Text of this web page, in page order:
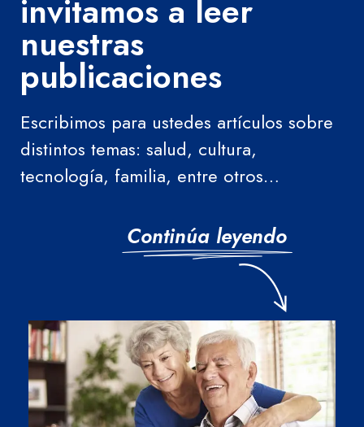
invitamos a leer
nuestras
publicaciones
Escribimos para ustedes artículos sobre
distintos temas: salud, cultura,
tecnología, familia, entre otros…
Continúa leyendo